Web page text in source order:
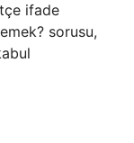
ifade
sorusu,